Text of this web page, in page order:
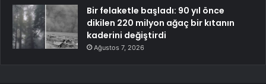
Bir felaketle başladı: 90 yıl önce
dikilen 220 milyon ağaç bir kıtanın
kaderini değiştirdi
Ağustos 7, 2026